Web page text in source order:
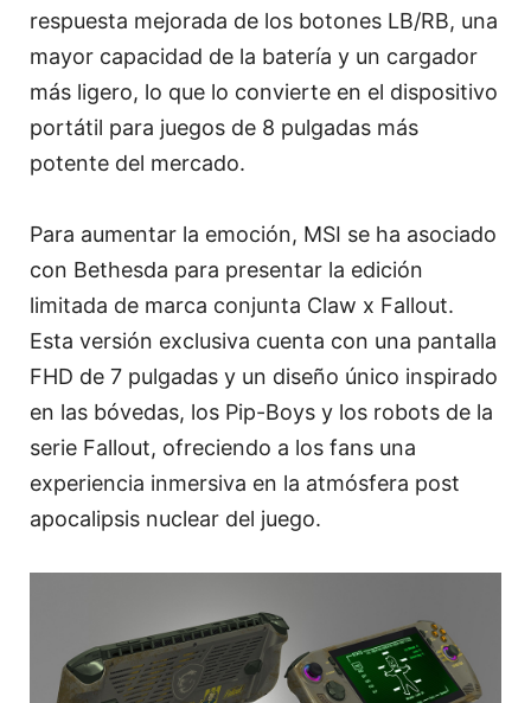
respuesta mejorada de los botones LB/RB, una
mayor capacidad de la batería y un cargador
más ligero, lo que lo convierte en el dispositivo
portátil para juegos de 8 pulgadas más
potente del mercado.
Para aumentar la emoción, MSI se ha asociado
con Bethesda para presentar la edición
limitada de marca conjunta Claw x Fallout.
Esta versión exclusiva cuenta con una pantalla
FHD de 7 pulgadas y un diseño único inspirado
en las bóvedas, los Pip-Boys y los robots de la
serie Fallout, ofreciendo a los fans una
experiencia inmersiva en la atmósfera post
apocalipsis nuclear del juego.